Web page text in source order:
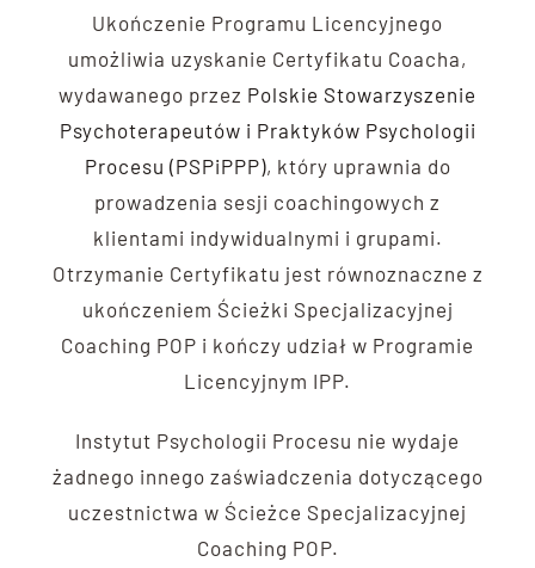
Ukończenie Programu Licencyjnego
umożliwia uzyskanie Certyfikatu Coacha,
wydawanego przez Polskie Stowarzyszenie
Psychoterapeutów i Praktyków Psychologii
Procesu (PSPiPPP), który uprawnia do
prowadzenia sesji coachingowych z
klientami indywidualnymi i grupami.
Otrzymanie Certyfikatu jest równoznaczne z
ukończeniem Ścieżki Specjalizacyjnej
Coaching POP i kończy udział w Programie
Licencyjnym IPP.
Instytut Psychologii Procesu nie wydaje
żadnego innego zaświadczenia dotyczącego
uczestnictwa w Ścieżce Specjalizacyjnej
Coaching POP.